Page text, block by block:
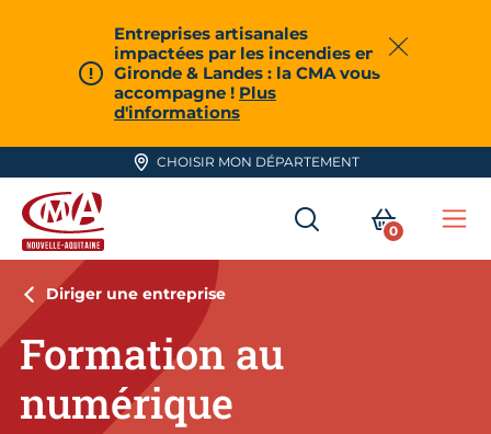
Entreprises artisanales
impactées par les incendies en
Gironde & Landes : la CMA vous
accompagne ! Plus
d'informations
Fermer
CHOISIR MON DÉPARTEMENT
CMA Nouvelle-Aquitaine
RECHERCHER
MON
0
Diriger une entreprise
Formation au
numérique